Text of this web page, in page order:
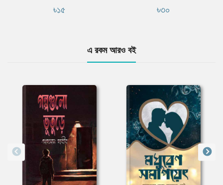
৳১৫ ৳৩০
এ রকম আরও বই